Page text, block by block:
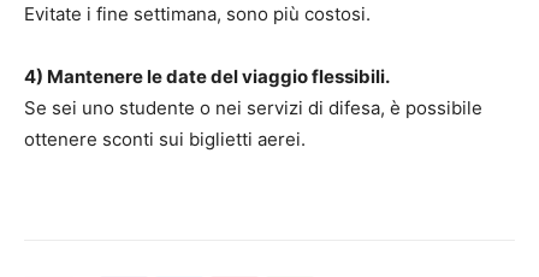
Evitate i fine settimana, sono più costosi.
4) Mantenere le date del viaggio flessibili.
Se sei uno studente o nei servizi di difesa, è possibile
ottenere sconti sui biglietti aerei.